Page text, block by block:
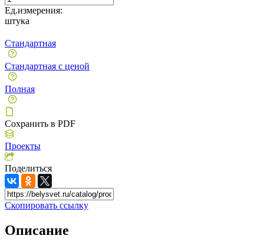
Ед.измерения:
штука
Стандартная
Стандартная с ценой
Полная
Сохранить в PDF
Проекты
Поделиться
Скопировать ссылку
Описание